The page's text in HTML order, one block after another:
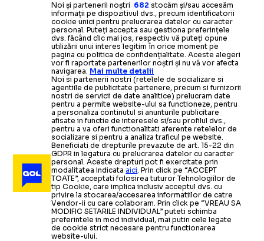
SUPERLIGA
KARLO MUHAR LA FCSB? Ce spunejucătorul: „Trebuie
Noi și partenerii noștri 682 stocăm și/sau accesăm
informații pe dispozitivul dvs., precum identificatorii
cookie unici pentru prelucrarea datelor cu caracter
personal. Puteți accepta sau gestiona preferințele
dvs. făcând clic mai jos, respectiv vă puteți opune
utilizării unui interes legitim în orice moment pe
pagina cu politica de confidențialitate. Aceste alegeri
vor fi raportate partenerilor noștri și nu vă vor afecta
navigarea. Mai multe detalii
Noi si partenerii nostri (retelele de socializare si
agentiile de publicitate partenere, precum si furnizorii
nostri de servicii de date analitice) prelucram date
pentru a permite website-ului sa functioneze, pentru
a personaliza continutul si anunturile publicitare
afisate in functie de interesele si/sau profilul dvs.,
pentru a va oferi functionalitati aferente retelelor de
socializare si pentru a analiza traficul pe website.
Beneficiati de drepturile prevazute de art. 15-22 din
GDPR in legatura cu prelucrarea datelor cu caracter
personal. Aceste drepturi pot fi exercitate prin
modalitatea indicataaici. Prin click pe “ACCEPT
TOATE”, acceptati folosirea tuturor Tehnologiilor de
tip Cookie, care implica inclusiv acceptul dvs. cu
privire la stocarea/accesarea informatiilor de catre
Vendor-ii cu care colaboram. Prin click pe “VREAU SA
MODIFIC SETARILE INDIVIDUAL” puteti schimba
preferintele in mod individual, mai putin cele legate
de cookie strict necesare pentru functionarea
website-ului.